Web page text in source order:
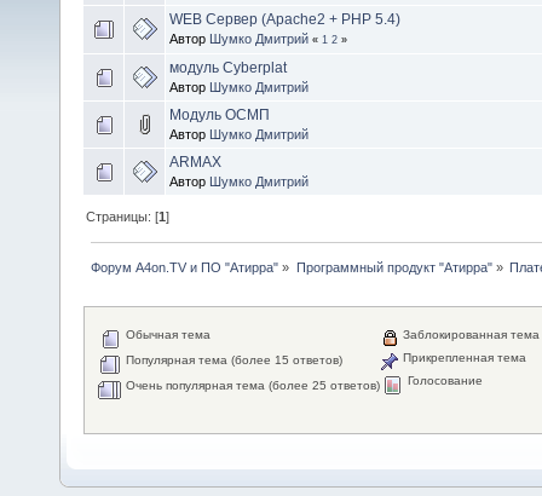
WEB Сервер (Apache2 + PHP 5.4)
Автор Шумко Дмитрий « 1 2 »
модуль Cyberplat
Автор Шумко Дмитрий
Модуль ОСМП
Автор Шумко Дмитрий
ARMAX
Автор Шумко Дмитрий
Страницы: [1]
Форум A4on.TV и ПО "Атирра" » Программный продукт "Атирра"»
Обычная тема
Популярная тема (более 15 ответов)
Очень популярная тема (более 25 ответов)
Заблокированная тема
Прикрепленная тема
Голосование